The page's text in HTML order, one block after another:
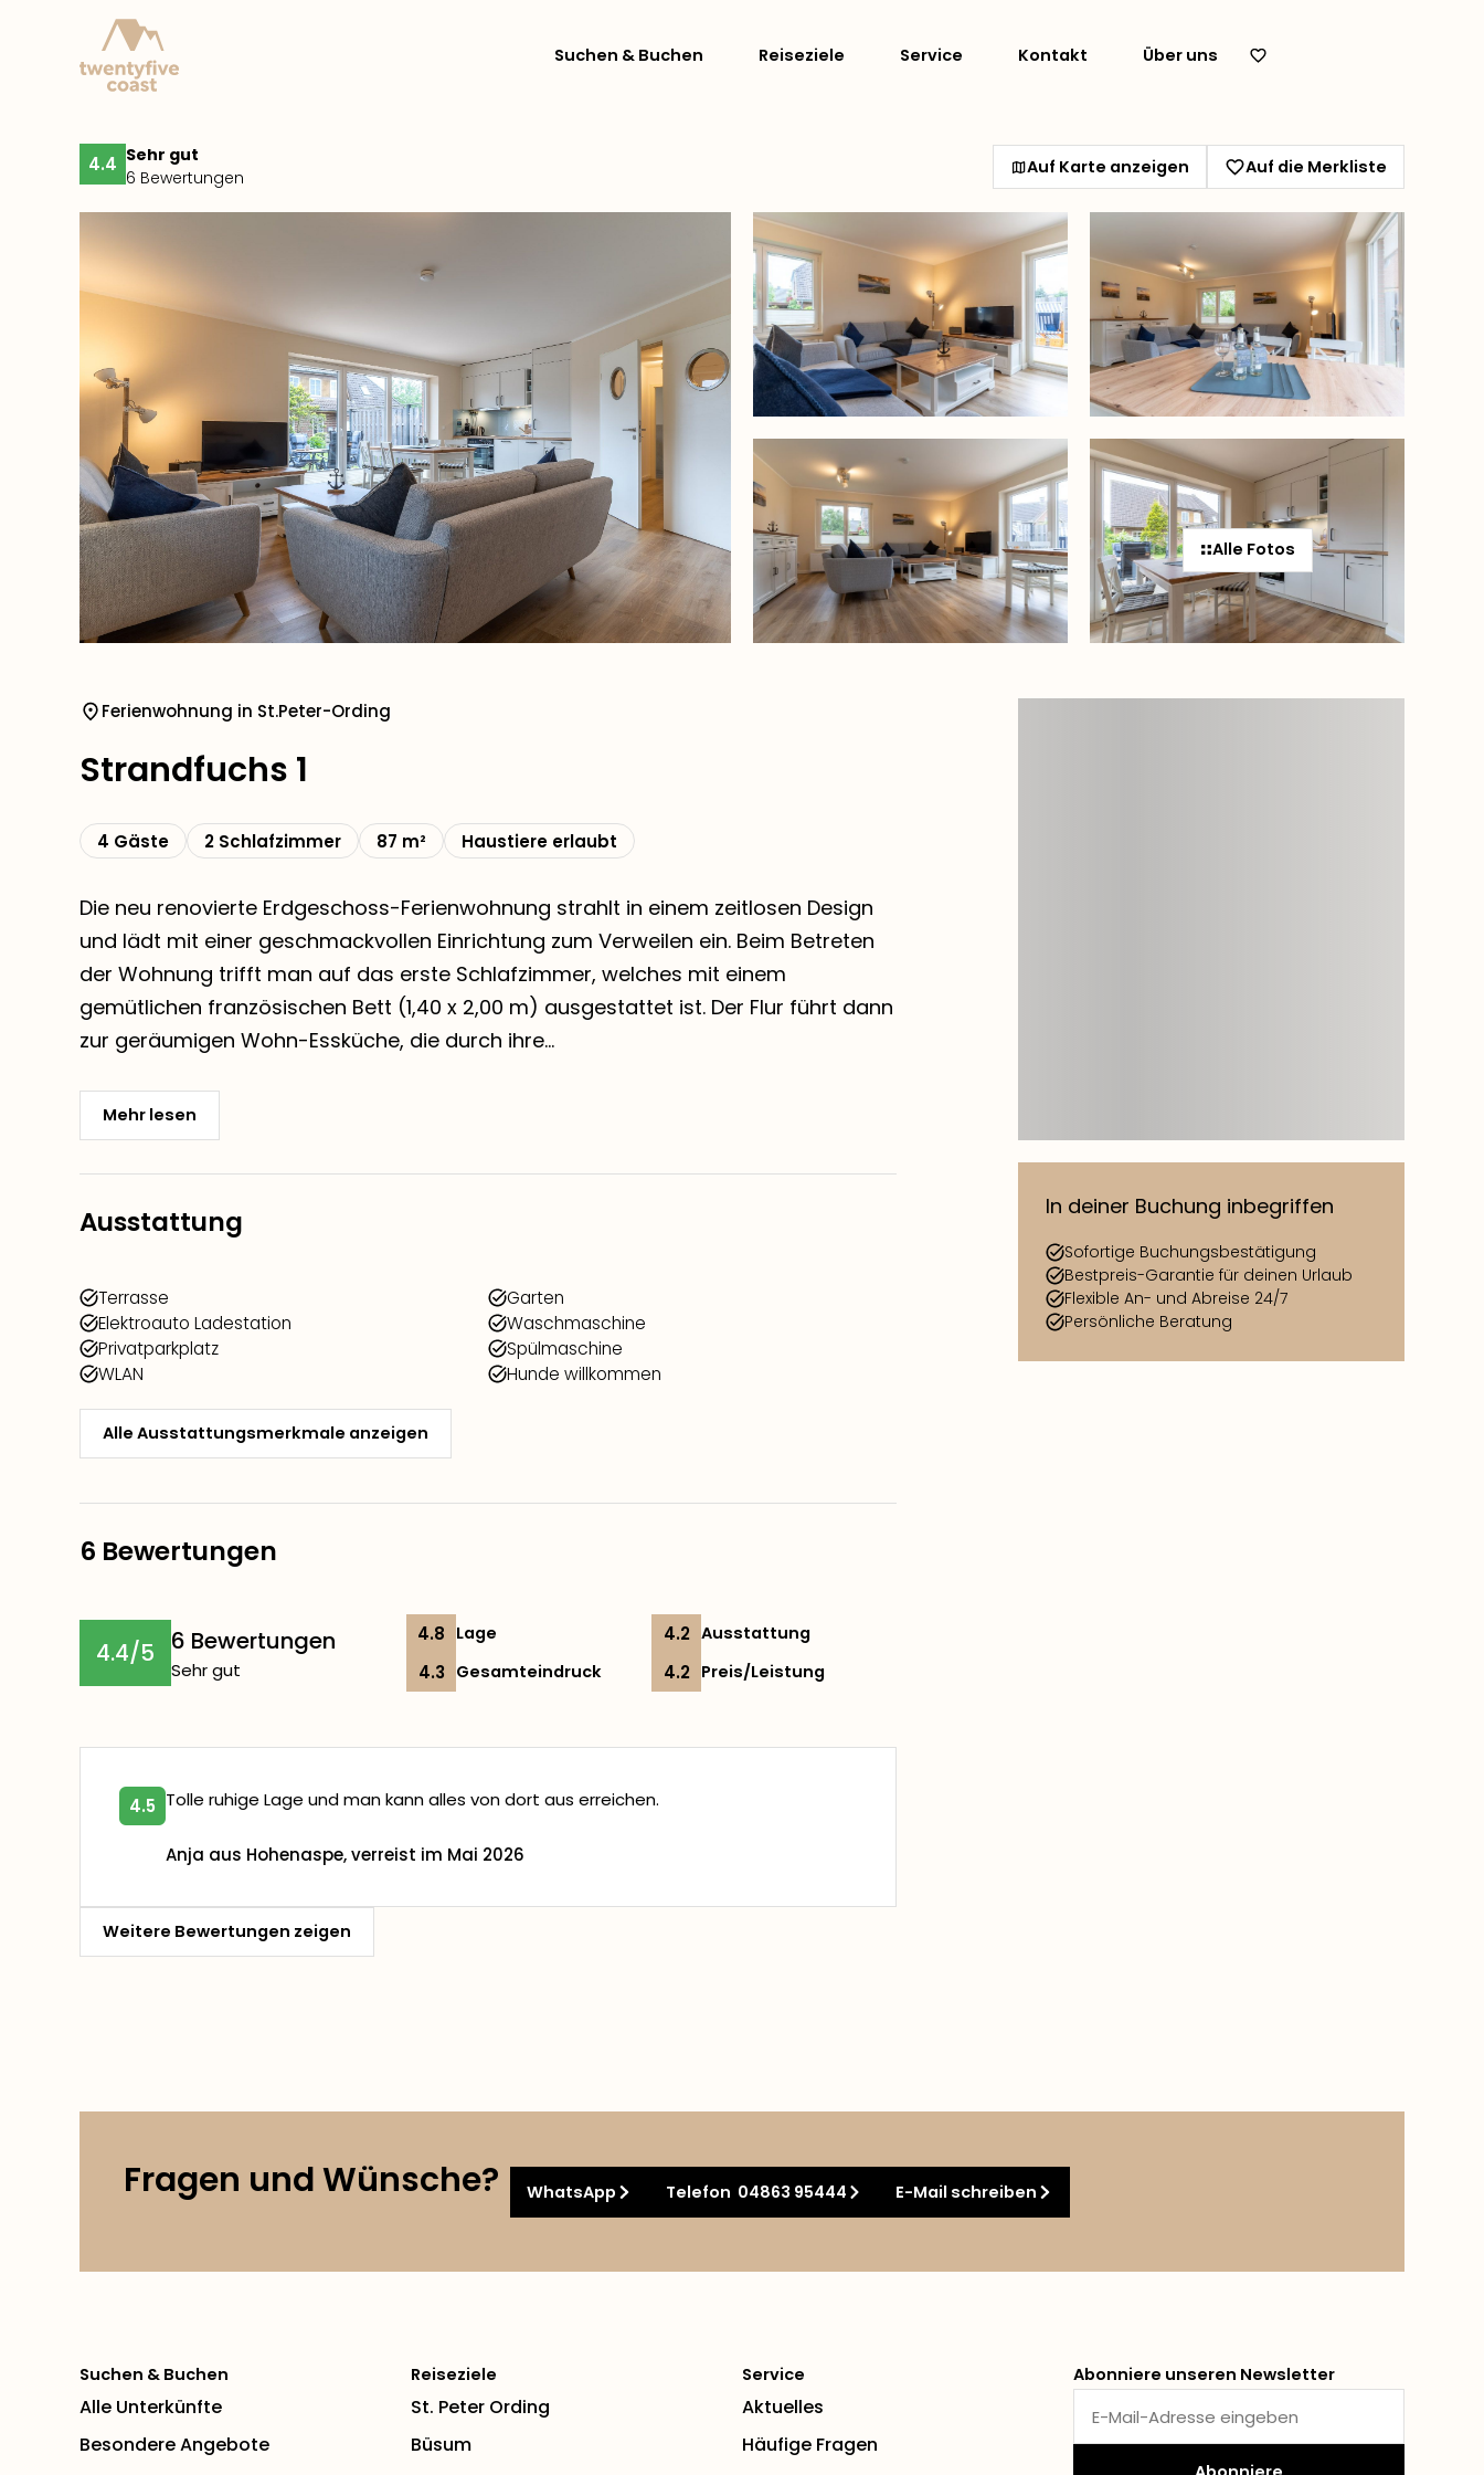
Suchen & Buchen Reiseziele Service Kontakt Über uns
4.4 Sehr gut
6 Bewertungen
Auf Karte anzeigen Auf die Merkliste
Alle Fotos
Ferienwohnung in St.Peter-Ording
Strandfuchs 1
4 Gäste 2 Schlafzimmer 87 m² Haustiere erlaubt
Die neu renovierte Erdgeschoss-Ferienwohnung strahlt in einem zeitlosen Design
und lädt mit einer geschmackvollen Einrichtung zum Verweilen ein. Beim Betreten
der Wohnung trifft man auf das erste Schlafzimmer, welches mit einem
gemütlichen französischen Bett (1,40 x 2,00 m) ausgestattet ist. Der Flur führt dann
zur geräumigen Wohn-Essküche, die durch ihre...
Mehr lesen
Ausstattung
Terrasse
Garten
Elektroauto Ladestation
Waschmaschine
Privatparkplatz
Spülmaschine
WLAN
Hunde willkommen
Alle Ausstattungsmerkmale anzeigen
6 Bewertungen
4.4/5 6 Bewertungen
Sehr gut
4.8 Lage 4.2 Ausstattung
4.3 Gesamteindruck 4.2 Preis/Leistung
4.5 Tolle ruhige Lage und man kann alles von dort aus erreichen.
Anja aus Hohenaspe, verreist im Mai 2026
Weitere Bewertungen zeigen
In deiner Buchung inbegriffen
Sofortige Buchungsbestätigung
Bestpreis-Garantie für deinen Urlaub
Flexible An- und Abreise 24/7
Persönliche Beratung
Fragen und Wünsche? WhatsApp Telefon 04863 95444 E-Mail schreiben
Suchen & Buchen
Alle Unterkünfte
Besondere Angebote
Reiseziele
St. Peter Ording
Büsum
Service
Aktuelles
Häufige Fragen
Abonniere unseren Newsletter